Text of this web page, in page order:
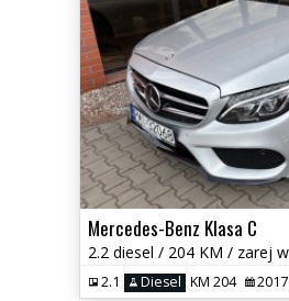
Mercedes-Benz Klasa C
2.1 Diesel KM 204 2017